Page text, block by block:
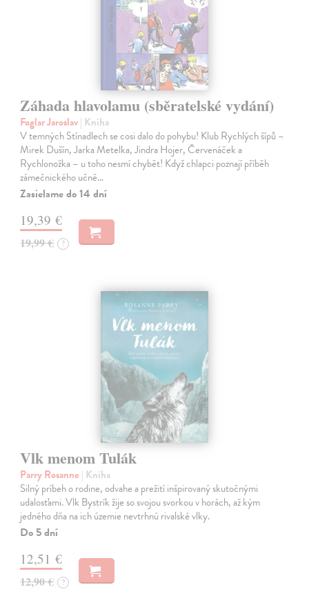
Záhada hlavolamu (sběratelské vydání)
Foglar Jaroslav| Kniha
V temných Stínadlech se cosi dalo do pohybu! Klub Rychlých šípů –
Mirek Dušín, Jarka Metelka, Jindra Hojer, Červenáček a
Rychlonožka – u toho nesmí chybět! Když chlapci poznají příběh
zámečnického učně…
Zasielame do 14 dní
19,39 €
19,99 € ?
Vlk menom Tulák
Parry Rosanne | Kniha
Silný príbeh o rodine, odvahe a prežití inšpirovaný skutočnými
udalosťami. Vlk Bystrík žije so svojou svorkou v horách, až kým
jedného dňa na ich územie nevtrhnú rivalské vlky.
Do 5 dní
12,51 €
12,90 € ?